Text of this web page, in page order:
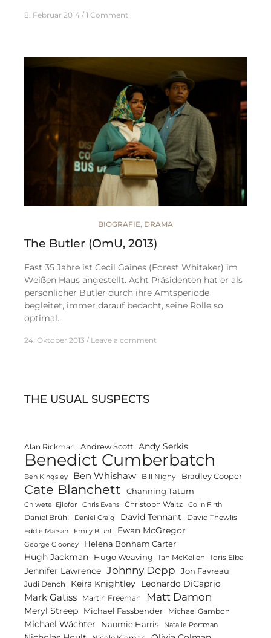
8. Februar 2014 1 Comment
BIOGRAFIE, DRAMA
The Butler (OmU, 2013)
Fast 35 Jahre ist Cecil Gaines (Forest Whitaker) im
Weißen Haus angestellt. Acht Präsidenten hat er als
persönlicher Butler durch ihre Amtsperiode
begleitet, immer darauf bedacht, seine Rolle so
optimal…
24. Oktober 2013 Leave a comment
THE USUAL SUSPECTS
Alan Rickman Andrew Scott Andy Serkis
Benedict Cumberbatch
Ben Kingsley Ben Whishaw Bill Nighy Bradley Cooper
Cate Blanchett Channing Tatum
Chiwetel Ejiofor Chris Evans Christoph Waltz Colin Firth
Daniel Brühl Daniel Craig David Tennant David Thewlis
Eddie Marsan Emily Blunt Ewan McGregor
George Clooney Helena Bonham Carter
Hugh Jackman Hugo Weaving Ian McKellen Idris Elba
Jennifer Lawrence Johnny Depp Jon Favreau
Judi Dench Keira Knightley Leonardo DiCaprio
Mark Gatiss Martin Freeman Matt Damon
Meryl Streep Michael Fassbender Michael Gambon
Michael Wächter Naomie Harris Natalie Portman